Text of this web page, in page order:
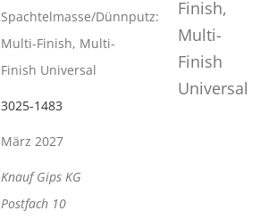
Spachtelmasse/Dünnputz:
Multi-Finish, Multi-
Finish Universal
3025-1483
März 2027
Knauf Gips KG
Postfach 10